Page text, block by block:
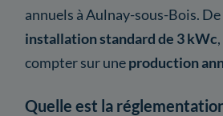
annuels à Aulnay-sous-Bois.
installation standard de 3 kWc
compter sur uneproduction
Quelle est la